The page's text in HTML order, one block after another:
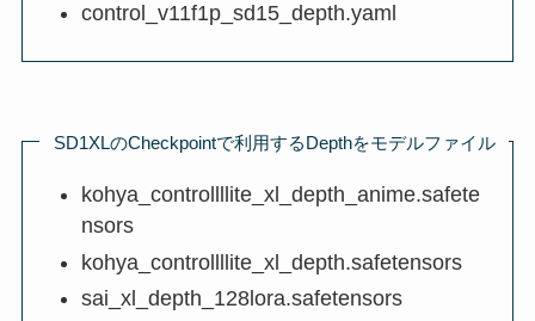
control_v11f1p_sd15_depth.yaml
SD1XLのCheckpointで利用するDepthをモデルファイル
kohya_controllllite_xl_depth_anime.safete
nsors
kohya_controllllite_xl_depth.safetensors
sai_xl_depth_128lora.safetensors